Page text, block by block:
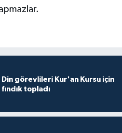
Din görevlileri Kur'an Kursu için
fındık topladı